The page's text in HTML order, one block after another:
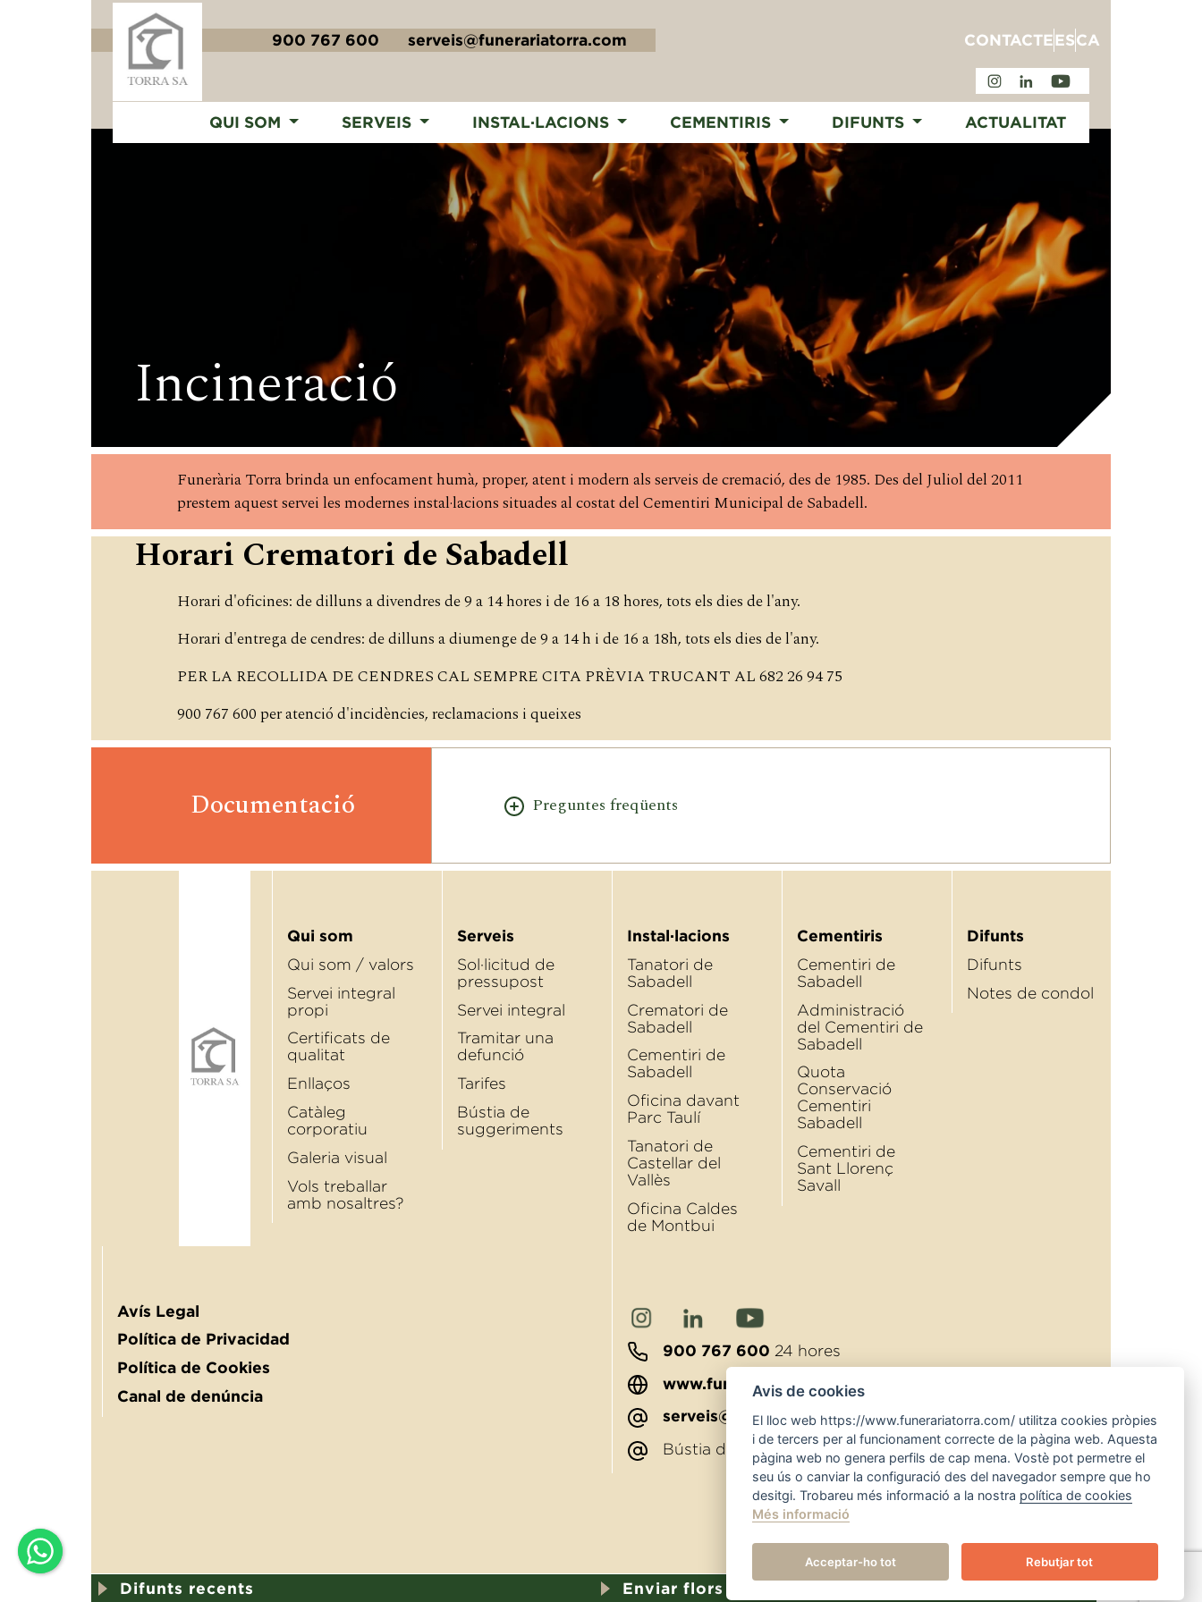
Difunts recents Enviar flors
900 767 600 serveis@funerariatorra.com CONTACTE ESCA
QUI SOM SERVEIS INSTAL·LACIONS CEMENTIRIS DIFUNTS ACTUALITAT
Incineració
Funerària Torra brinda un enfocament humà, proper, atent i modern als serveis de cremació, des de 1985. Des del Juliol del 2011
prestem aquest servei les modernes instal·lacions situades al costat del Cementiri Municipal de Sabadell.
Horari Crematori de Sabadell
Horari d'oficines: de dilluns a divendres de 9 a 14 hores i de 16 a 18 hores, tots els dies de l'any.
Horari d'entrega de cendres: de dilluns a diumenge de 9 a 14 h i de 16 a 18h, tots els dies de l'any.
PER LA RECOLLIDA DE CENDRES CAL SEMPRE CITA PRÈVIA TRUCANT AL 682 26 94 75
900 767 600 per atenció d'incidències, reclamacions i queixes
Documentació Preguntes freqüents
Qui som
Qui som / valors
Servei integral
propi
Certiﬁcats de
qualitat
Enllaços
Catàleg
corporatiu
Galeria visual
Vols treballar
amb nosaltres?
Serveis
Sol·licitud de
pressupost
Servei integral
Tramitar una
defunció
Tarifes
Bústia de
suggeriments
Instal·lacions
Tanatori de
Sabadell
Crematori de
Sabadell
Cementiri de
Sabadell
Oﬁcina davant
Parc Taulí
Tanatori de
Castellar del
Vallès
Oﬁcina Caldes
de Montbui
Cementiris
Cementiri de
Sabadell
Administració
del Cementiri de
Sabadell
Quota
Conservació
Cementiri
Sabadell
Cementiri de
Sant Llorenç
Savall
Difunts
Difunts
Notes de condol
Avís Legal
Política de Privacidad
Política de Cookies
Canal de denúncia
900 767 600 24 hores
www.funerariatorra.com
serveis@funerariatorra.com
Bústia de suggeriments
Avis de cookies
El lloc web https://www.funerariatorra.com/ utilitza cookies pròpies
i de tercers per al funcionament correcte de la pàgina web. Aquesta
pàgina web no genera perfils de cap mena. Vostè pot permetre el
seu ús o canviar la configuració des del navegador sempre que ho
desitgi. Trobareu més informació a la nostra política de cookies
Més informació
Acceptar-ho tot Rebutjar tot